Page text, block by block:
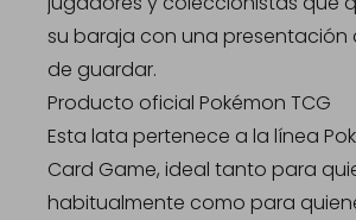
su baraja con una presentación
de guardar.
Producto oficial Pokémon TCG
Esta lata pertenece a la línea
Card Game, ideal tanto para
habitualmente como para